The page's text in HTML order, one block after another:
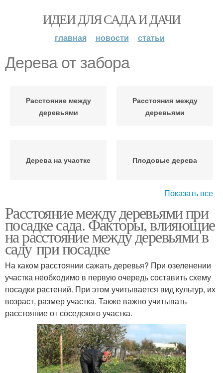
ИДЕИ ДЛЯ САДА И ДАЧИ
главная новости статьи
Дерева от забора
Расстояние между
деревьями
Расстояния между
деревьями
Дерева на участке Плодовые дерева
регионах
плодовыми деревьями
Расстояние между
хвойными деревьями
Дерева при посадке
Показать все
Расстояние между деревьями при
посадке сада. Факторы, влияющие
на расстояние между деревьями в
саду при посадке
На каком расстоянии сажать деревья? При озеленении
участка необходимо в первую очередь составить схему
посадки растений. При этом учитывается вид культур, их
возраст, размер участка. Также важно учитывать
расстояние от соседского участка.